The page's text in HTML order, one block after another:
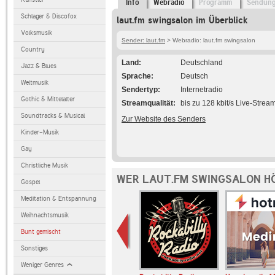
Schlager & Discofox
Volksmusik
Country
Jazz & Blues
Weltmusik
Gothic & Mittelalter
Soundtracks & Musical
Kinder-Musik
Gay
Christliche Musik
Gospel
Meditation & Entspannung
Weihnachtsmusik
Bunt gemischt
Sonstiges
Weniger Genres
Info Webradio Programm
laut.fm swingsalon im Überblick
Sender: laut.fm > Webradio: laut.fm swingsalon
Land
Deutschland
Sprache
Deutsch
Sendertyp
Internetradio
Streamqualität
bis zu 128 kbit/s Live-
Zur Website des Senders
WER LAUT.FM SWINGSALON